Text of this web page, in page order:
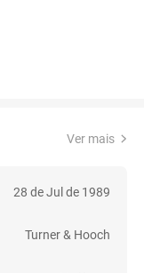
Ver mais
28 de Jul de 1989
Turner & Hooch